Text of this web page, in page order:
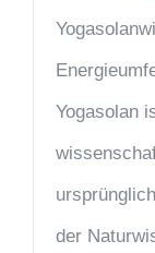
Yogasolan
der